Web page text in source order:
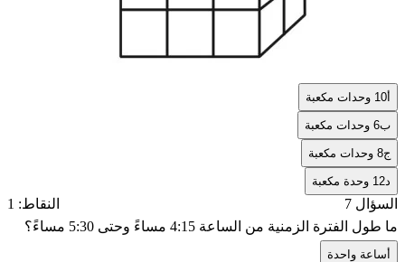
10 وحدات مكعبة
ب6 وحدات مكعبة
ج8 وحدات مكعبة
12 وحدة مكعبة
السؤال 7
النقاط: 1
ما طول الفترة الزمنية من الساعة 4:15 مساءً وحتى 5:30 مساءً؟
ساعة واحدة